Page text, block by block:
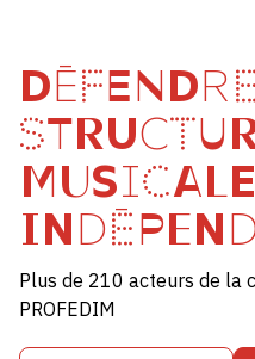
Plus de 210 acteurs de la
PROFEDIM